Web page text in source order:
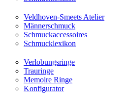
Veldhoven-Smeets Atelier
Männerschmuck
Schmuckaccessoires
Schmucklexikon
Verlobungsringe
Trauringe
Memoire Ringe
Konfigurator